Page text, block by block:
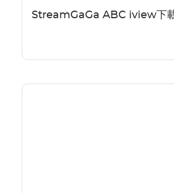
StreamGaGa ABC iview下